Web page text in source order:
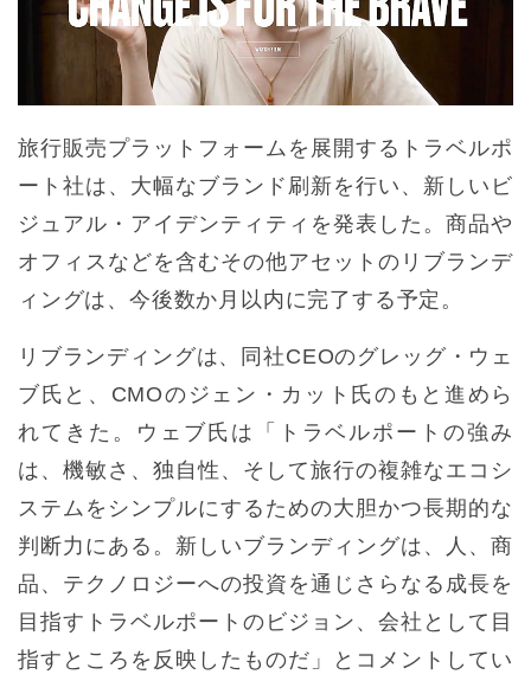
旅行販売プラットフォームを展開するトラベルポ
ート社は、大幅なブランド刷新を行い、新しいビ
ジュアル・アイデンティティを発表した。商品や
オフィスなどを含むその他アセットのリブランデ
ィングは、今後数か月以内に完了する予定。
リブランディングは、同社CEOのグレッグ・ウェ
ブ氏と、CMOのジェン・カット氏のもと進めら
れてきた。ウェブ氏は「トラベルポートの強み
は、機敏さ、独自性、そして旅行の複雑なエコシ
ステムをシンプルにするための大胆かつ長期的な
判断力にある。新しいブランディングは、人、商
品、テクノロジーへの投資を通じさらなる成長を
目指すトラベルポートのビジョン、会社として目
指すところを反映したものだ」とコメントしてい